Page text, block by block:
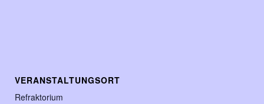
VERANSTALTUNGSORT
Refraktorium